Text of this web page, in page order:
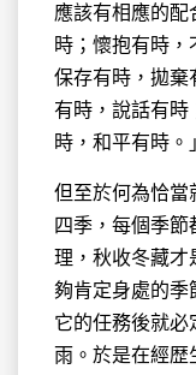
應該有相應的配
時；懷抱有時，
保存有時，拋棄
有時，說話有時
時，和平有時。
但至於何為恰當
四季，每個季
理，秋收冬藏才
夠肯定身處的季
它的任務後就必
雨。於是在經歴